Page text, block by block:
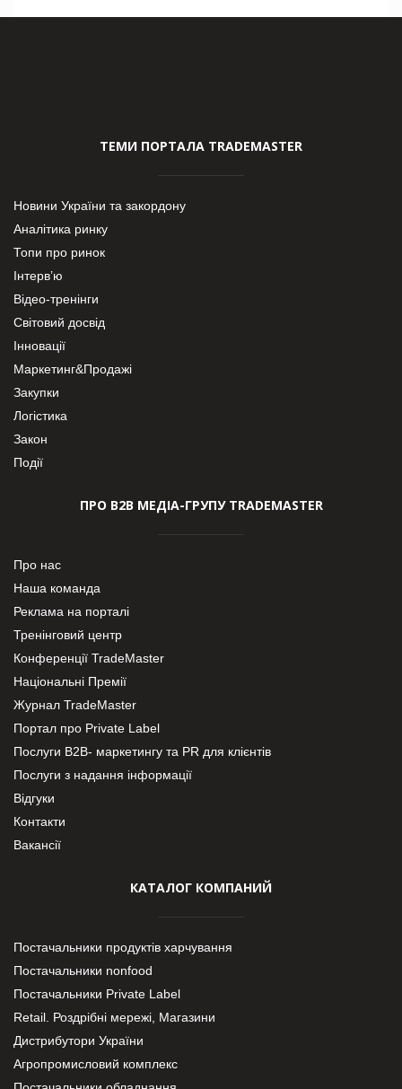
ТЕМИ ПОРТАЛА TRADEMASTER
Новини України та закордону
Аналітика ринку
Топи про ринок
Інтерв’ю
Відео-тренінги
Світовий досвід
Інновації
Маркетинг&Продажі
Закупки
Логістика
Закон
Події
ПРО В2В МЕДІА-ГРУПУ TRADEMASTER
Про нас
Наша команда
Реклама на порталі
Тренінговий центр
Конференції TradeMaster
Національні Премії
Журнал TradeMaster
Портал про Private Label
Послуги В2В- маркетингу та PR для клієнтів
Послуги з надання інформації
Відгуки
Контакти
Вакансії
КАТАЛОГ КОМПАНИЙ
Постачальники продуктів харчування
Постачальники nonfood
Постачальники Private Label
Retail. Роздрібні мережі, Магазини
Дистрибутори України
Агропромисловий комплекс